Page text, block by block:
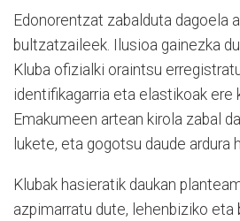
Edonorentzat zabalduta dagoela
bultzatzaileek. Ilusioa gainezka
Kluba ofizialki oraintsu
identifikagarria eta elastikoak ere
Emakumeen artean kirola zabal
lukete, eta gogotsu daude ardura
Klubak hasieratik daukan
azpimarratu dute, lehenbiziko eta